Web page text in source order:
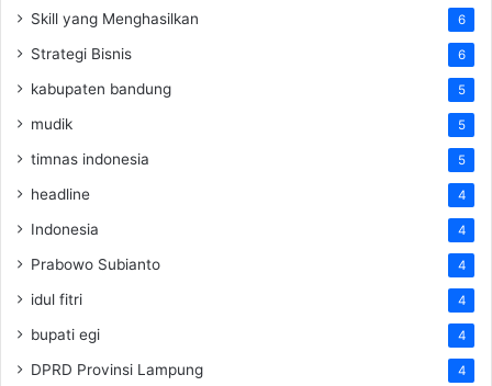
Skill yang Menghasilkan 6
Strategi Bisnis 6
kabupaten bandung 5
mudik 5
timnas indonesia 5
headline 4
Indonesia 4
Prabowo Subianto 4
idul fitri 4
bupati egi 4
DPRD Provinsi Lampung 4